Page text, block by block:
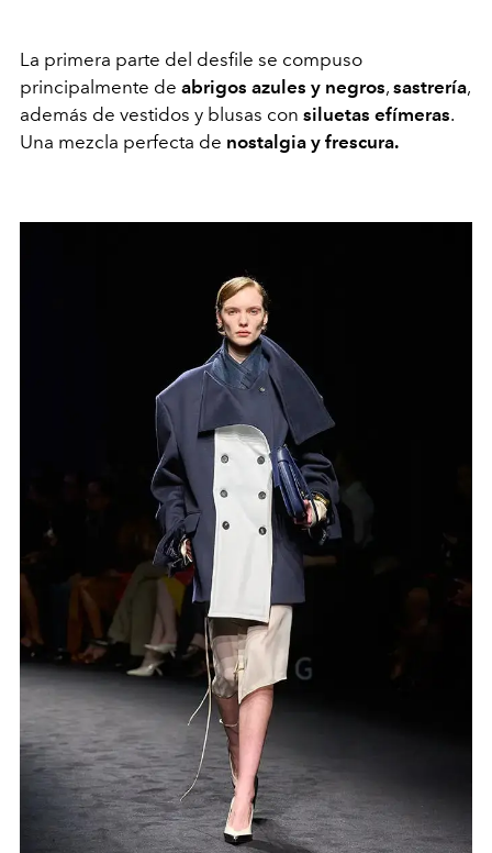
La primera parte del desfile se compuso
principalmente de abrigos azules y negros, sastrería,
además de vestidos y blusas con siluetas efímeras.
Una mezcla perfecta de nostalgia y frescura.